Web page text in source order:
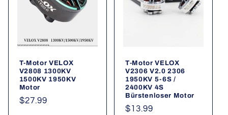
T-Motor VELOX
V2808 1300KV
1500KV 1950KV
Motor
Normaler
$27.99
T-Motor VELOX
V2306 V2.0 2306
1950KV 5-6S /
2400KV 4S
Bürstenloser Motor
Normaler
$13.99